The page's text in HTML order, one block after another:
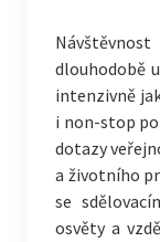
dlouhodobě
intenzivně
i non-stop
dotazy
a životního
se
osvěty a